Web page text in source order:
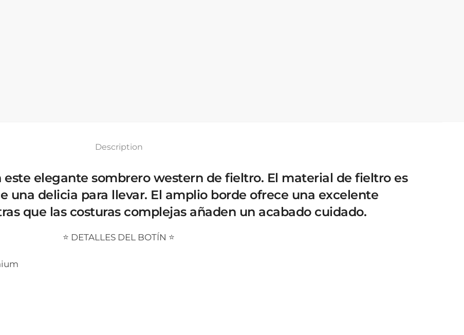
Description
este elegante sombrero western de fieltro. El material de fieltro es
una delicia para llevar. El amplio borde ofrece una excelente
que las costuras complejas añaden un acabado cuidado.
⭐ DETALLES DEL BOTÍN ⭐